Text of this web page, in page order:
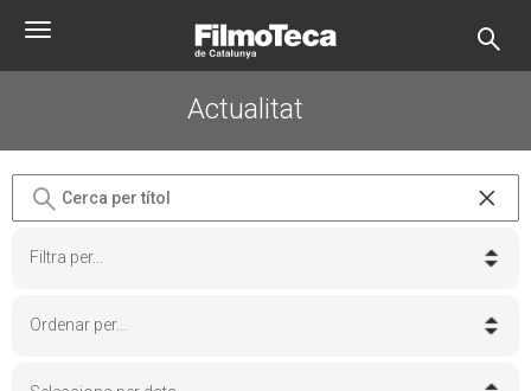
Toggle
Actualitat
Filtra per...
Ordenar per...